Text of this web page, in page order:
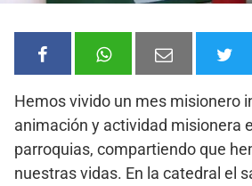
Hemos vivido un mes misionero
animación y actividad misionera
parroquias, compartiendo que
nuestras vidas. En la catedral el